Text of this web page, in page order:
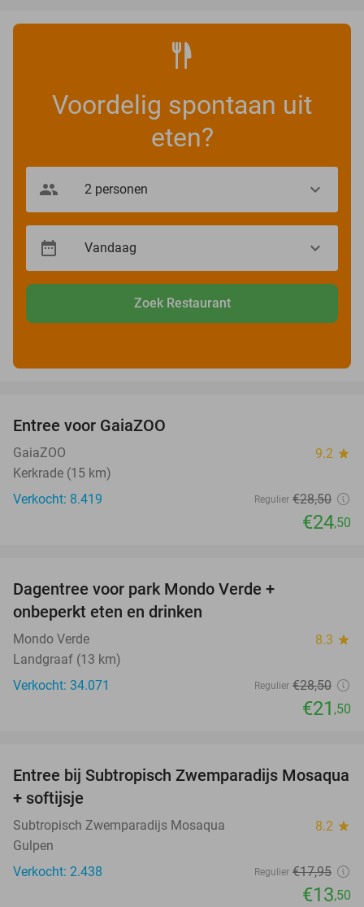
Voordelig spontaan uit
eten?
Zoek Restaurant
Entree voor GaiaZOO
GaiaZOO 9.2 star
Kerkrade (15 km)
Verkocht: 8.419
Regulier €28,50
€24,50
Dagentree voor park Mondo Verde +
onbeperkt eten en drinken
Mondo Verde 8.3 star
Landgraaf (13 km)
Verkocht: 34.071
Regulier €28,50
€21 ,50
25%
Entree bij Subtropisch Zwemparadijs Mosaqua
+ softijsje
Subtropisch Zwemparadijs Mosaqua 8.2 star
Gulpen
Verkocht: 2.438
Regulier €17,95
€13,50